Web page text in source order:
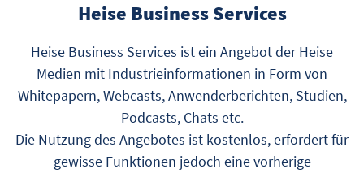
Heise Business Services
Heise Business Services ist ein Angebot der Heise
Medien mit Industrieinformationen in Form von
Whitepapern, Webcasts, Anwenderberichten, Studien,
Podcasts, Chats etc.
Die Nutzung des Angebotes ist kostenlos, erfordert für
gewisse Funktionen jedoch eine vorherige